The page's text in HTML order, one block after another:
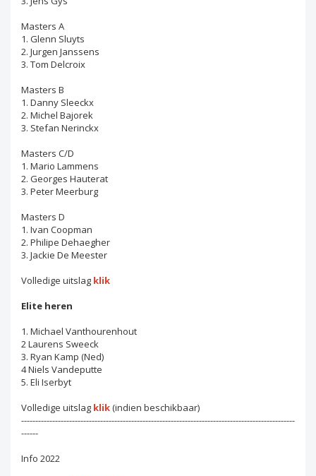
Masters A
1. Glenn Sluyts
2. Jurgen Janssens
3. Tom Delcroix
Masters B
1. Danny Sleeckx
2. Michel Bajorek
3. Stefan Nerinckx
Masters C/D
1. Mario Lammens
2. Georges Hauterat
3. Peter Meerburg
Masters D
1. Ivan Coopman
2. Philipe Dehaegher
3. Jackie De Meester
Volledige uitslag klik
Elite heren
1. Michael Vanthourenhout
2 Laurens Sweeck
3. Ryan Kamp (Ned)
4 Niels Vandeputte
5. Eli Iserbyt
Volledige uitslag klik(indien beschikbaar)
-------------------------------------------------------------------------------------------------
------
Info 2022